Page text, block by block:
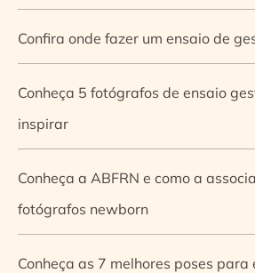
Confira onde fazer um ensaio de
Conheça 5 fotógrafos de ensaio
inspirar
Conheça a ABFRN e como a
fotógrafos newborn
Conheça as 7 melhores poses